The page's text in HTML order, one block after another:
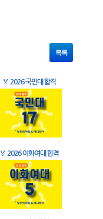
목록
🏅 2026 국민대 합격
🏅 2026 이화여대 합격